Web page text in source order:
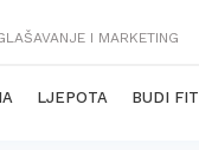
I MARKETING
LJEPOTA BUDI FIT